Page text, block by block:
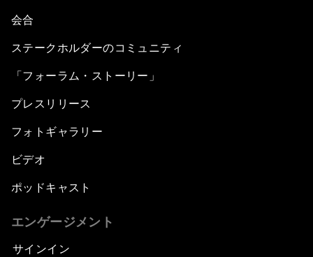
会合
ステークホルダーのコミュニティ
「フォーラム・ストーリー」
プレスリリース
フォトギャラリー
ビデオ
ポッドキャスト
エンゲージメント
サインイン